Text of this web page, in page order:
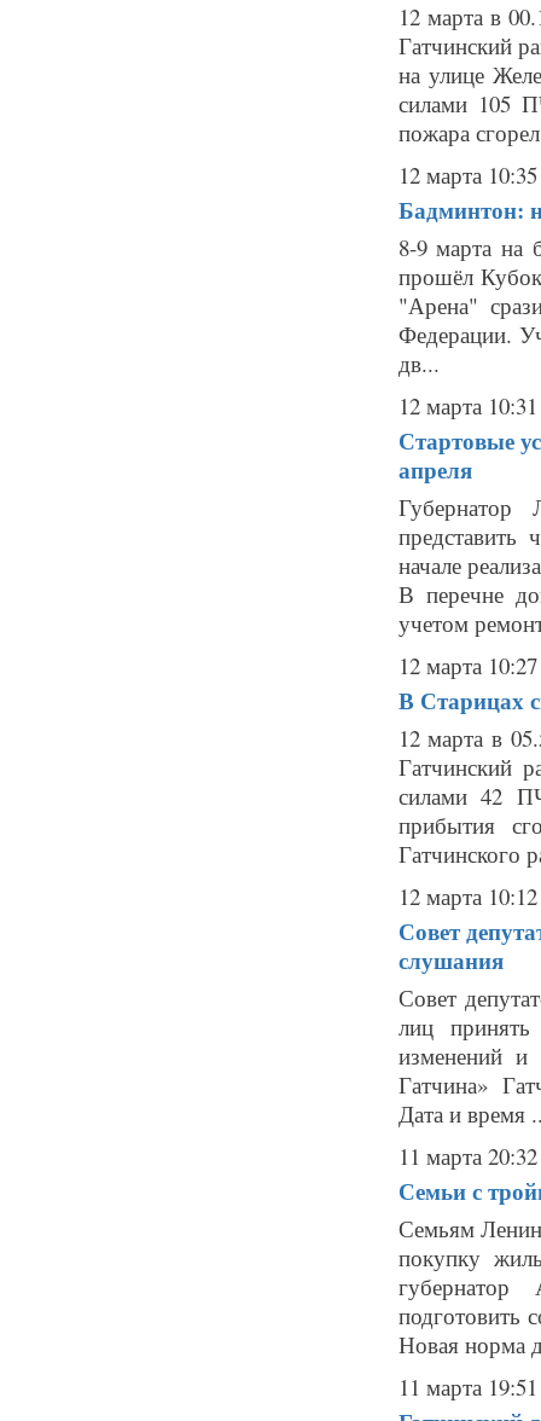
12 марта в
Гатчинский
на улице
силами 105
пожара
12 марта 10:35
Бадминтон:
8-9 марта на
прошёл
"Арена"
Федерации.
дв...
12 марта 10:31
Стартовые
апреля
Губернатор
начале
В перечне
учетом
12 марта 10:27
В Старицах
12 марта в
Гатчинский
силами 42
прибытия
Гатчинского
12 марта 10:12
Совет
слушания
Совет
лиц
изменений и
Гатчина»
Дата и время
11 марта 20:32
Семьи с
Семьям
покупку
подготовить
Новая норма
11 марта 19:51